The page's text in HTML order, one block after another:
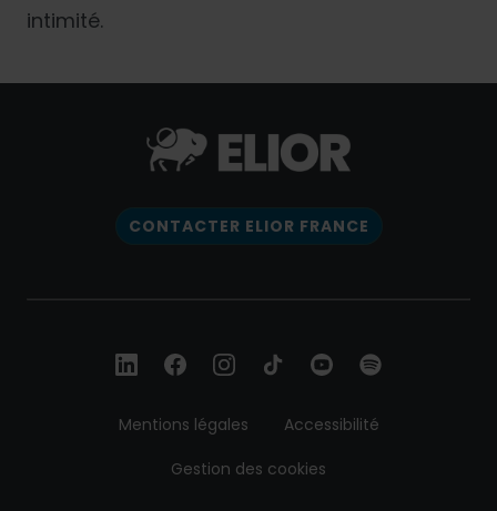
intimité.
CONTACTER ELIOR FRANCE
Mentions légales
Accessibilité
Gestion des cookies